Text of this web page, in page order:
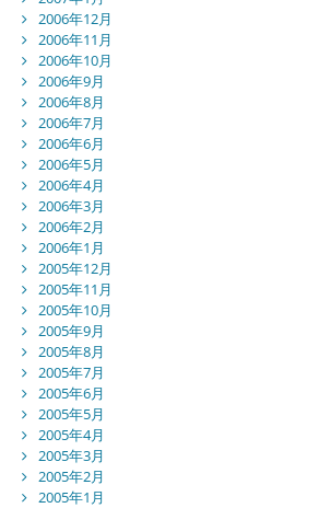
2006年12月
2006年11月
2006年10月
2006年9月
2006年8月
2006年7月
2006年6月
2006年5月
2006年4月
2006年3月
2006年2月
2006年1月
2005年12月
2005年11月
2005年10月
2005年9月
2005年8月
2005年7月
2005年6月
2005年5月
2005年4月
2005年3月
2005年2月
2005年1月